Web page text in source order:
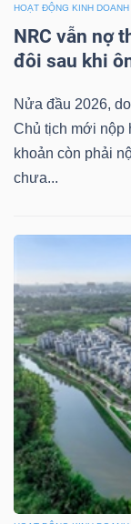
HOẠT ĐỘNG KINH DOANH
NRC vẫn nợ
đôi sau khi
Nửa đầu 2026,
Chủ tịch mới nộp
khoản còn phải
chưa...
Truyền
thông
tài